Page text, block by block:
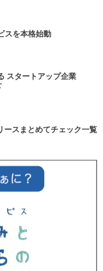
スを本格始動
スタートアップ企業
ースまとめてチェック一覧